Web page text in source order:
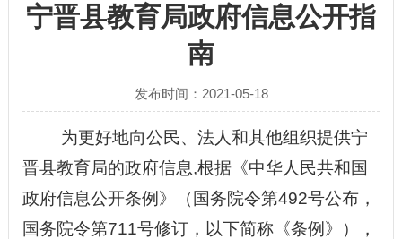
宁晋县教育局政府信息公开指
南
发布时间：2021-05-18
为更好地向公民、法人和其他组织提供宁
晋县教育局的政府信息,根据《中华人民共和国
政府信息公开条例》（国务院令第492号公布，
国务院令第711号修订，以下简称《条例》），